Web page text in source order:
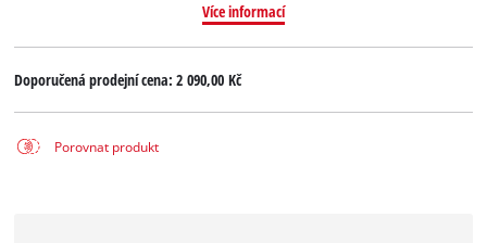
Více informací
Doporučená prodejní cena:2 090,00 Kč
Porovnat produkt